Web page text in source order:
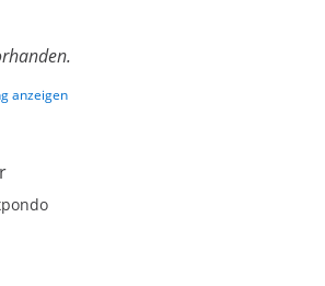
anzeigen